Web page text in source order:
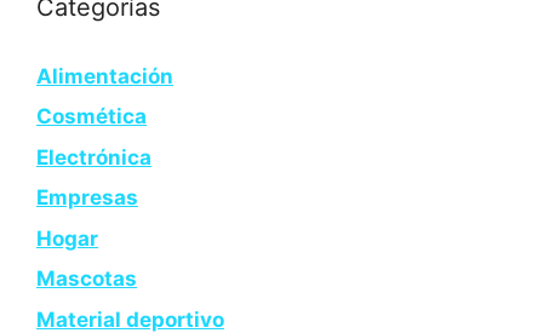
Categorías
Alimentación
Cosmética
Electrónica
Empresas
Hogar
Mascotas
Material deportivo